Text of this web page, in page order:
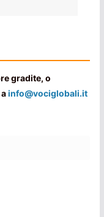
gradite, o
info@vociglobali.it